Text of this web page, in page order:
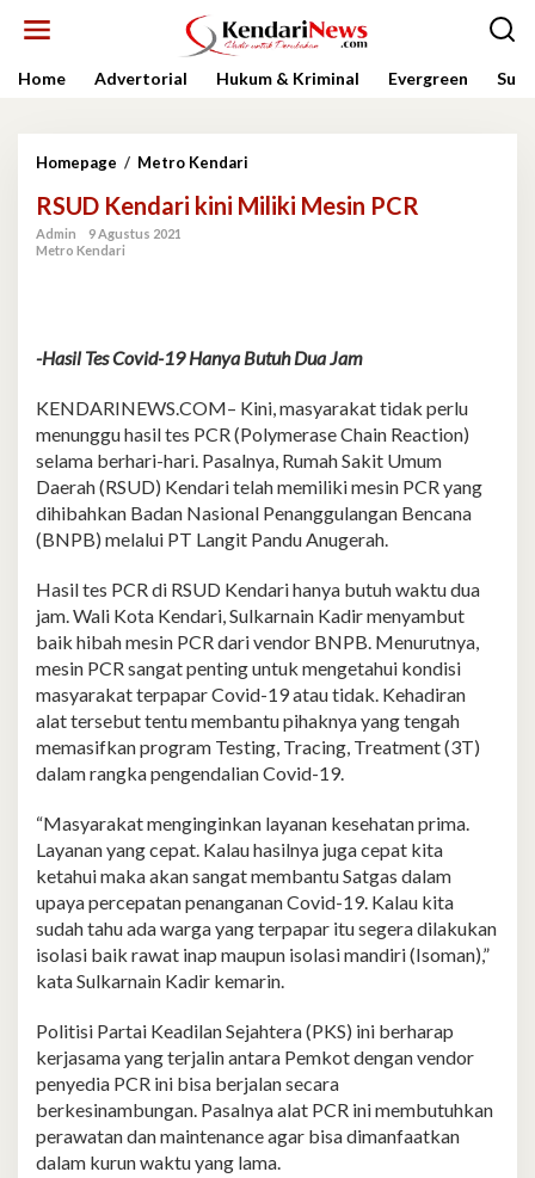
Home
Advertorial Hukum & Kriminal Evergreen
Homepage / Metro Kendari
kini
RSUD Kendari kini Miliki Mesin PCR
Admin
9 Agustus 2021
Metro Kendari
-Hasil Tes Covid-19 Hanya Butuh Dua Jam
KENDARINEWS.COM– Kini, masyarakat tidak perlu
menunggu hasil tes PCR (Polymerase Chain Reaction)
selama berhari-hari. Pasalnya, Rumah Sakit Umum
Daerah (RSUD) Kendari telah memiliki mesin PCR yang
dihibahkan Badan Nasional Penanggulangan Bencana
(BNPB) melalui PT Langit Pandu Anugerah.
Hasil tes PCR di RSUD Kendari hanya butuh waktu dua
jam. Wali Kota Kendari, Sulkarnain Kadir menyambut
baik hibah mesin PCR dari vendor BNPB. Menurutnya,
mesin PCR sangat penting untuk mengetahui kondisi
masyarakat terpapar Covid-19 atau tidak. Kehadiran
alat tersebut tentu membantu pihaknya yang tengah
memasifkan program Testing, Tracing, Treatment (3T)
dalam rangka pengendalian Covid-19.
“Masyarakat menginginkan layanan kesehatan prima.
Layanan yang cepat. Kalau hasilnya juga cepat kita
ketahui maka akan sangat membantu Satgas dalam
upaya percepatan penanganan Covid-19. Kalau kita
sudah tahu ada warga yang terpapar itu segera dilakukan
isolasi baik rawat inap maupun isolasi mandiri (Isoman),”
kata Sulkarnain Kadir kemarin.
Politisi Partai Keadilan Sejahtera (PKS) ini berharap
kerjasama yang terjalin antara Pemkot dengan vendor
penyedia PCR ini bisa berjalan secara
berkesinambungan. Pasalnya alat PCR ini membutuhkan
perawatan dan maintenance agar bisa dimanfaatkan
dalam kurun waktu yang lama.